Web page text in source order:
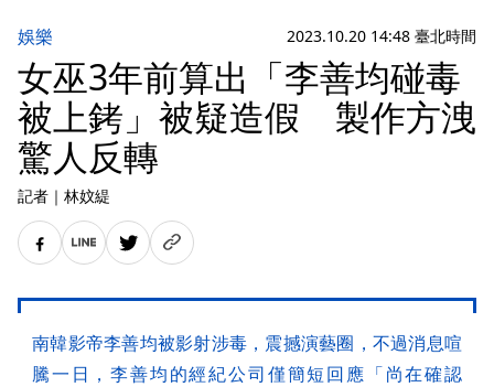
娛樂 2023.10.20 14:48 臺北時間
女巫3年前算出「李善均碰毒
被上銬」被疑造假 製作方洩
驚人反轉
記者 ｜ 林妏緹
南韓影帝李善均被影射涉毒，震撼演藝圈，不過消息喧
騰一日，李善均的經紀公司僅簡短回應「尚在確認